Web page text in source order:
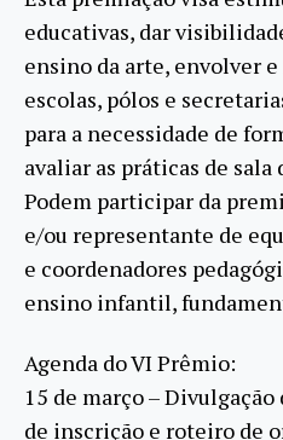
educativas, dar
ensino da arte, envolver
escolas, pólos e
para a necessidade de
avaliar as práticas de sala
Podem participar da
e/ou representante de
e coordenadores
ensino infantil,
Agenda do VI Prêmio:
15 de março –
de inscrição e roteiro de